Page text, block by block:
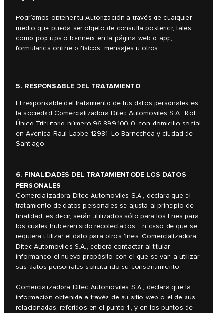
Podríamos obtener tu Autorización a través de cualquier
medio que pueda ser objeto de consulta posterior, tales
como pop ups o banners en la página web o app,
formularios online o físicos, mensajes u otros.
5. RESPONSABLE DEL TRATAMIENTO
El responsable del tratamiento de tus datos personales es
la sociedad Comercializadora Ditec Automoviles S.A., Rol
Único Tributario número 96.899.100-0, con domicilio social
en Avenida Raul Labbe 12981, Lo Barnechea y ciudad de
Santiago.
6. FINALIDADES DEL TRATAMIENTODE LOS DATOS
PERSONALES
Comercializadora Ditec Automoviles S.A., declara que el
tratamiento de datos personales se ajusta al principio de
finalidad, es decir, serán utilizados sólo para los fines para
los cuales hubieren sido recolectados. En caso de que se
requiera utilizar el dato para otros fines, Comercializadora
Ditec Automoviles S.A., deberá contactar al titular
informando el nuevo propósito con el que se van a utilizar
sus datos personales solicitando su consentimiento.
Comercializadora Ditec Automoviles S.A., declara que la
información obtenida a través de su sitio web o el de sus
relacionadas, referidos en el punto 1., y en los puntos de